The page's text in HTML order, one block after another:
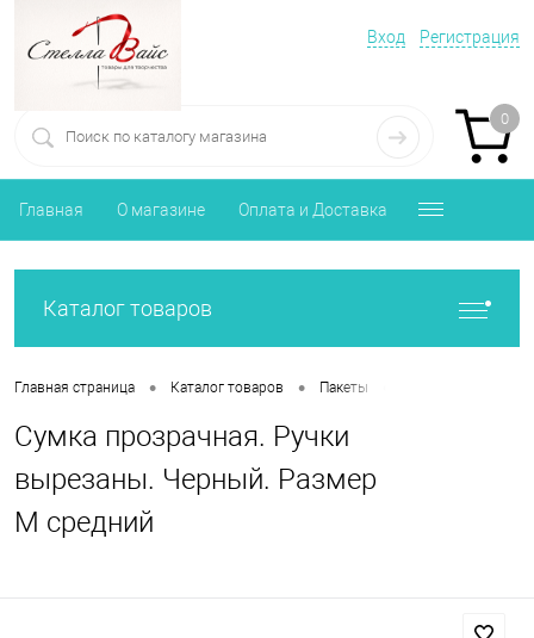
Вход Регистрация
0
Главная О магазине Оплата и Доставка
Каталог товаров
Главная страница • Каталог товаров • Пакеты
Сумка прозрачная. Ручки
вырезаны. Черный. Размер
М средний